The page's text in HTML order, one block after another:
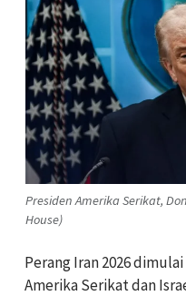
Presiden Amerika Serikat,
House)
Perang Iran 2026
Amerika Serikat dan